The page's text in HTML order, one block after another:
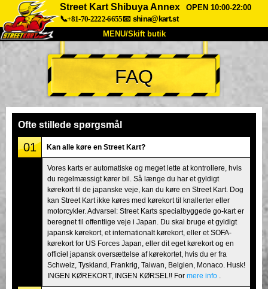
Street Kart Shibuya Annex
OPEN 10:00-22:00
📞+81-70-2222-6655📧 shina@kart.st
MENU/Skift butik
TOP
Om Specifikationer Pris
Stemme
Virksomhed
Tokyo Shinagawa Tokyo Akihabara#1
Tokyo Akihabara#2 Tokyo Shibuya
Tokyo Shibuya Annex Tokyo Bay
Tokyo Asakusa Osaka
Okinawa
FAQ
Ofte stillede spørgsmål
01 Kan alle køre en Street Kart?
Vores karts er automatiske og meget lette at kontrollere, hvis
du regelmæssigt kører bil. Så længe du har et gyldigt
kørekort til de japanske veje, kan du køre en Street Kart. Dog
kan Street Kart ikke køres med kørekort til knallerter eller
motorcykler. Advarsel: Street Karts specialbyggede go-kart er
beregnet til offentlige veje i Japan. Du skal bruge et gyldigt
japansk kørekort, et internationalt kørekort, eller et SOFA-
kørekort for US Forces Japan, eller dit eget kørekort og en
officiel japansk oversættelse af kørekortet, hvis du er fra
Schweiz, Tyskland, Frankrig, Taiwan, Belgien, Monaco. Husk!
INGEN KØREKORT, INGEN KØRSEL!! For mere info